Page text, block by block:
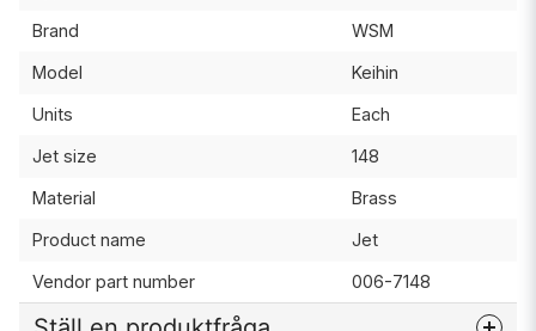
Brand WSM
Model Keihin
Units Each
Jet size 148
Material Brass
Product name Jet
Vendor part number 006-7148